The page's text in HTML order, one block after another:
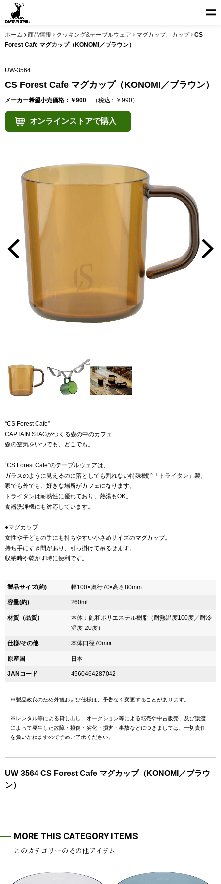
ホーム 商品情報 クッキング&テーブルウェア マグカップ、カップ
CS
Forest Cafe マグカップ（KONOMI／ブラウン）
UW-3564
CS Forest Cafe マグカップ（KONOMI／ブラウン）
メーカー希望小売価格：￥900 （税込：￥990）
オンラインストアで購入
“CS Forest Cafe”
CAPTAIN STAGがつくる森の中のカフェ
森の空気をいつでも、どこでも。
“CS Forest Cafe”のテーブルウェアは、
ガラスのように見えるのに落としても割れない特殊樹脂「トライタン」製。
家でも外でも、好きな場所がカフェになります。
トライタンは耐熱性に優れており、熱湯もOK。
食器洗浄機にも対応しています。
●マグカップ
女性や子どもの手にも持ちやすい小さめサイズのマグカップ。
持ち手にすき間があり、引っ掛けて吊るせます。
収納時や乾かす時に便利です。
製品サイズ(約) 幅100×奥行70×高さ80mm
容量(約) 260ml
材質（品質）
本体：飽和ポリエステル樹脂（耐熱温度100度／耐冷
温度-20度）
仕様/その他 本体口径70mm
原産国 日本
JANコード 4560464287042
※製品改良のため外観および仕様は、予告なく変更することがあります。
※レンタル等による貸し出し、オークション等による転売や中古販売、及び譲渡
によって発生した故障・損傷・劣化・損害・事故などにつきましては、一切責任
を負いかねますので予めご了承ください。
UW-3564 CS Forest Cafe マグカップ（KONOMI／ブラウ
ン）
MORE THIS CATEGORY ITEMS
このカテゴリーのその他アイテム